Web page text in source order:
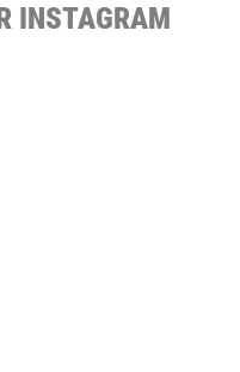
INSTAGRAM